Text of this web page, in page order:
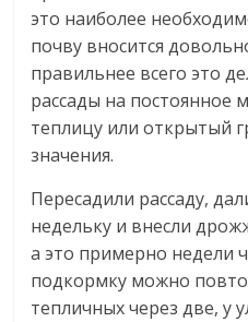
это наиболее
почву вносится
правильнее всего это
рассады на постоянное
теплицу или открытый
значения.
Пересадили рассаду,
недельку и внесли
а это примерно недели
подкормку можно
тепличных через две, у